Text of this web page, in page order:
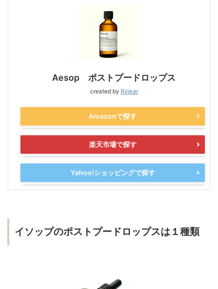
Aesop ポストプードロップス
created by Rinker
Amazonで探す
楽天市場で探す
Yahoo!ショッピングで探す
イソップのポストプードロップスは１種類